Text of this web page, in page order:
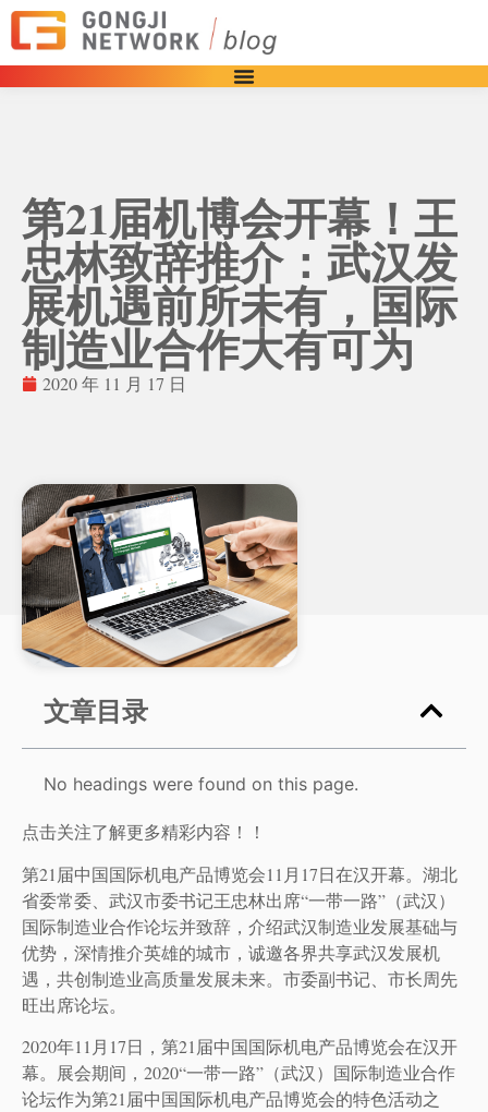
第21届机博会开幕！王
忠林致辞推介：武汉发
展机遇前所未有，国际
制造业合作大有可为
2020 年 11 月 17 日
文章目录
No headings were found on this page.
点击关注了解更多精彩内容！！
第21届中国国际机电产品博览会11月17日在汉开幕。湖北
省委常委、武汉市委书记王忠林出席“一带一路”（武汉）
国际制造业合作论坛并致辞，介绍武汉制造业发展基础与
优势，深情推介英雄的城市，诚邀各界共享武汉发展机
遇，共创制造业高质量发展未来。市委副书记、市长周先
旺出席论坛。
2020年11月17日，第21届中国国际机电产品博览会在汉开
幕。展会期间，2020“一带一路”（武汉）国际制造业合作
论坛作为第21届中国国际机电产品博览会的特色活动之